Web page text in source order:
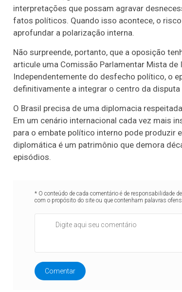
interpretações que possam agravar
fatos políticos. Quando isso acontece, o
aprofundar a polarização interna.
Não surpreende, portanto, que a oposição
articule uma Comissão Parlamentar Mista
Independentemente do desfecho político, o
definitivamente a integrar o centro da
O Brasil precisa de uma diplomacia
Em um cenário internacional cada vez mais
para o embate político interno pode produzir
diplomática é um patrimônio que demora
episódios.
* O conteúdo de cada comentário é de responsabilidade
com o propósito do site ou que contenham palavras
Comentar